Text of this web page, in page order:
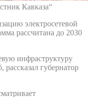
Кавказа“
электросетевой
рассчитана до 2030
инфраструктуру
рассказал губернатор